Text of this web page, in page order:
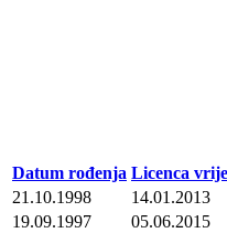
Datum rođenja Licenca
21.10.1998
14.01.2013
19.09.1997
05.06.2015